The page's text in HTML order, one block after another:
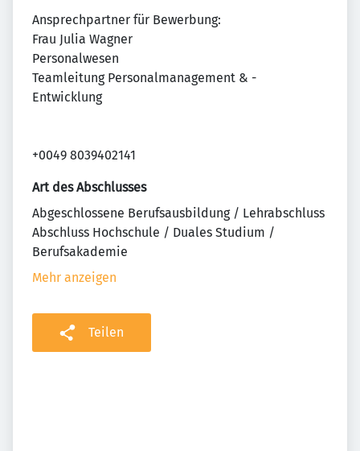
Ansprechpartner für Bewerbung:
Frau Julia Wagner
Personalwesen
Teamleitung Personalmanagement & -
Entwicklung
+0049 8039402141
Art des Abschlusses
Abgeschlossene Berufsausbildung / Lehrabschluss
Abschluss Hochschule / Duales Studium /
Berufsakademie
Mehr anzeigen
Teilen